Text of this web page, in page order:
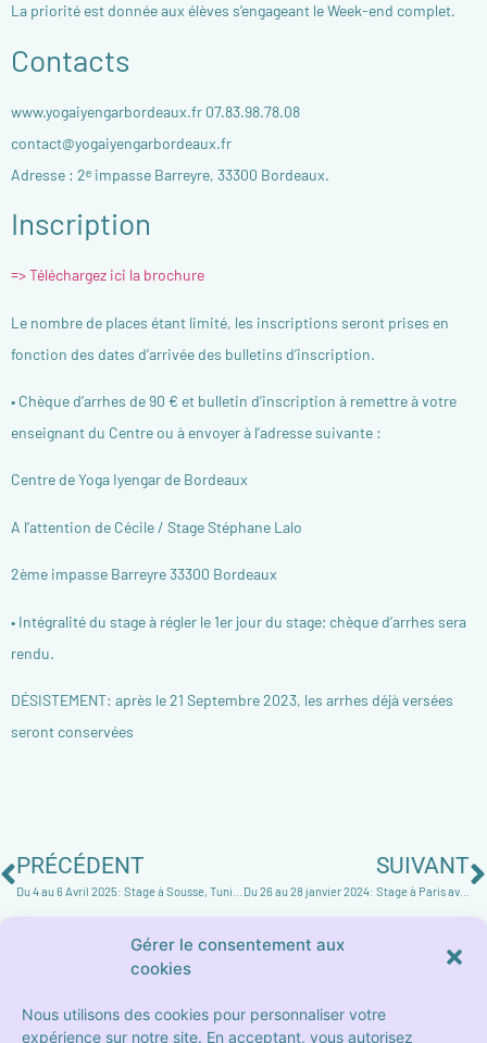
Gérer le consentement aux
cookies
Nous utilisons des cookies pour personnaliser votre
expérience sur notre site. En acceptant, vous autorisez
La priorité est donnée aux élèves s’engageant le Week-end complet.
Contacts
www.yogaiyengarbordeaux.fr 07.83.98.78.08
contact@yogaiyengarbordeaux.fr
Adresse : 2ᵉ impasse Barreyre, 33300 Bordeaux.
Inscription
=> Téléchargez ici la brochure
Le nombre de places étant limité, les inscriptions seront prises en
fonction des dates d’arrivée des bulletins d’inscription.
• Chèque d’arrhes de 90 € et bulletin d’inscription à remettre à votre
enseignant du Centre ou à envoyer à l’adresse suivante :
Centre de Yoga Iyengar de Bordeaux
A l’attention de Cécile / Stage Stéphane Lalo
2ème impasse Barreyre 33300 Bordeaux
• Intégralité du stage à régler le 1er jour du stage; chèque d’arrhes sera
rendu.
DÉSISTEMENT: après le 21 Septembre 2023, les arrhes déjà versées
seront conservées
PRÉCÉDENT SUIVANT
Du 26 au 28 janvier 2024: Stage à Paris avec Stéphane Lalo